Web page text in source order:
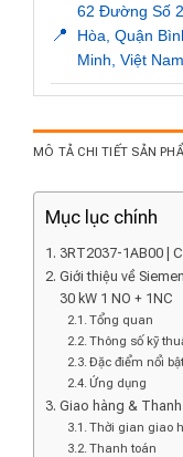
📍
62 Đường Số
Hòa, Quận
Minh, Việt Nam
MÔ TẢ CHI TIẾT SẢN
Mục lục chính
3RT2037-1AB00 |
Giới thiệu về
30 kW 1 NO + 1NC
Tổng quan
Thông số kỹ
Đặc điểm nổi
Ứng dụng
Giao hàng &
Thời gian giao
Thanh toán